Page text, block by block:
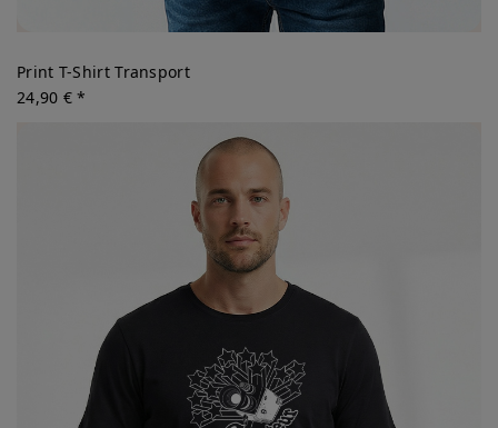
Print T-Shirt Transport
24,90 € *